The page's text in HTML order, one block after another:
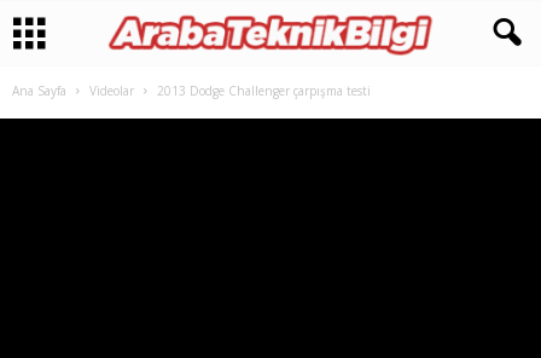
Ana Sayfa Videolar 2013 Dodge Challenger çarpışma testi